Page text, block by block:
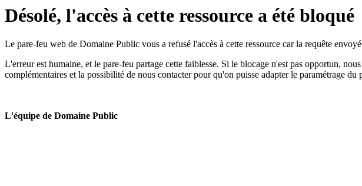
Désolé, l'accès à cette ressource a été bloqué
Le pare-feu web de Domaine Public vous a refusé l'accès à cette ressource car la requête
L'erreur est humaine, et le pare-feu partage cette faiblesse. Si le blocage n'est pas opportun,
complémentaires et la possibilité de nous contacter pour qu'on puisse adapter le paramétrage du
L'équipe de Domaine Public